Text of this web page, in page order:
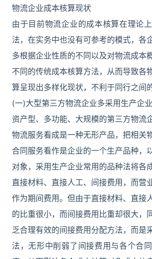
物流企业成本核算现状
由于目前物流企业的成本核算在理论
法，在实务中也没有可参考的模式，各
多根据企业性质的不同以及对物流成本
不同的传统成本核算方法，从而导致各
算呈现出多样化现状，不利于同行之间
(一)大型第三方物流企业多采用生产企
资产型、多功能、大规模的第三方物流
物流服务看成是一种无形产品，把相关
合同服务看作是企业的一个生产品种，
对象，采用生产企业常用的品种法将各
直接材料、直接人工、间接费用，而营
作为期间费用。但由于直接材料、直接
的比重很小，而间接费用比重却很大，
乏合理有效的间接费用分配方法，而是
法，无形中削弱了间接费用与各个合